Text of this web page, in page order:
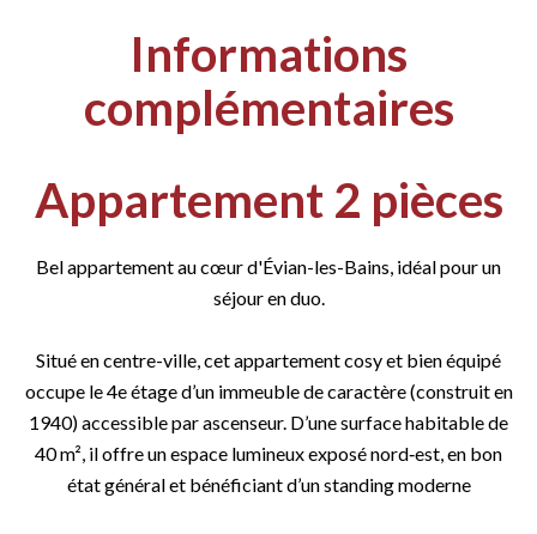
Informations
complémentaires
Appartement 2 pièces
Bel appartement au cœur d'Évian-les-Bains, idéal pour un
séjour en duo.
Situé en centre-ville, cet appartement cosy et bien équipé
occupe le 4e étage d’un immeuble de caractère (construit en
1940) accessible par ascenseur. D’une surface habitable de
40 m², il offre un espace lumineux exposé nord‑est, en bon
état général et bénéficiant d’un standing moderne